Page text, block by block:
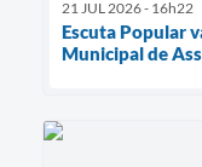
21 JUL 2026 - 16h22
Escuta Popular
Municipal de